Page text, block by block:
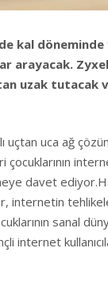
kal
arayacak.
uzak tutacak
uçtan uca ağ
davet
internetin
sanal
internet